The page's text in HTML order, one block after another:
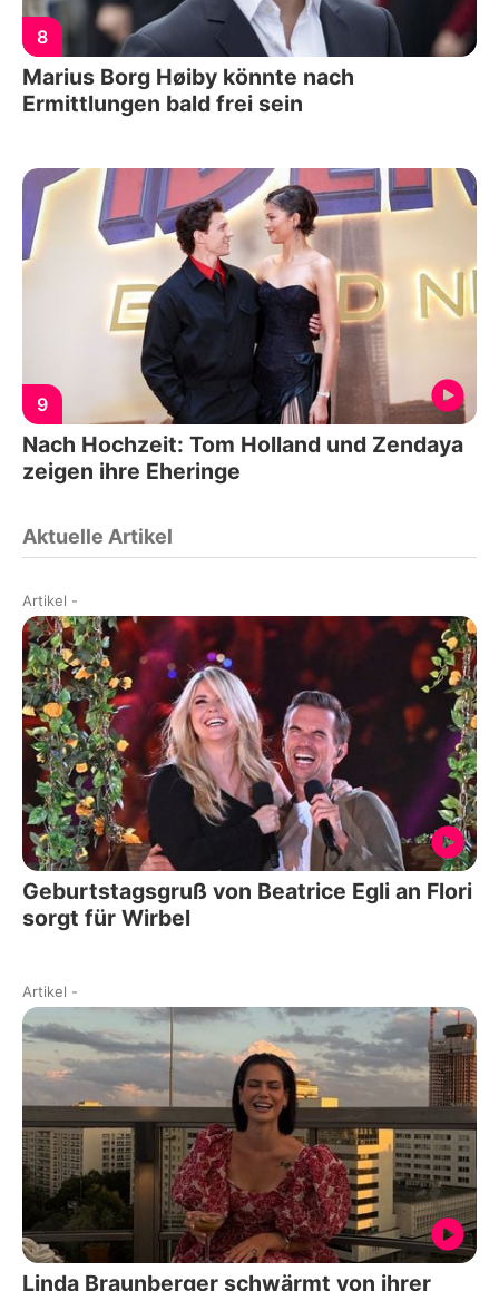
8
Marius Borg Høiby könnte nach
Ermittlungen bald frei sein
9
Nach Hochzeit: Tom Holland und Zendaya
zeigen ihre Eheringe
Aktuelle Artikel
Artikel -
Geburtstagsgruß von Beatrice Egli an Flori
sorgt für Wirbel
Artikel -
Linda Braunberger schwärmt von ihrer